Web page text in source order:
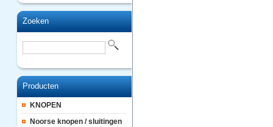
Zoeken
Producten
KNOPEN
Noorse knopen / sluitingen